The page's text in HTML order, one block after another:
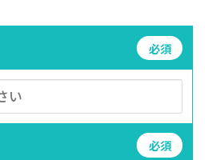
必須
必須